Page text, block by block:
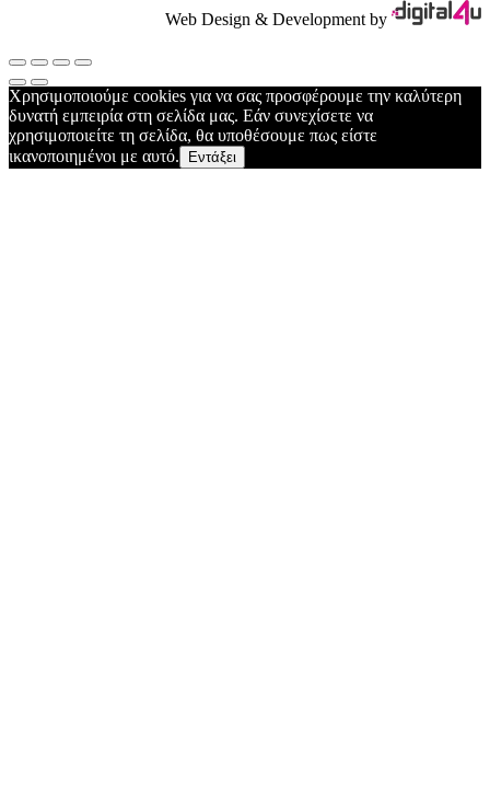
Web Design & Development by
Χρησιμοποιούμε cookies για να σας προσφέρουμε την καλύτερη
δυνατή εμπειρία στη σελίδα μας. Εάν συνεχίσετε να
χρησιμοποιείτε τη σελίδα, θα υποθέσουμε πως είστε
ικανοποιημένοι με αυτό.
Εντάξει